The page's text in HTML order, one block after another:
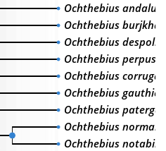
Ochthebius
Ochthebius
Ochthebius
Ochthebius
Ochthebius
Ochthebius
Ochthebius
Ochthebius
Ochthebius notabilis